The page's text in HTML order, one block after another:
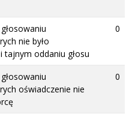
nie było
oddaniu głosu
0
oświadczenie nie
0